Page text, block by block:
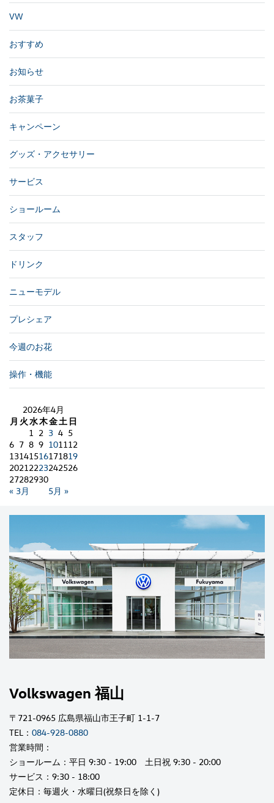
VW
おすすめ
お知らせ
お茶菓子
キャンペーン
グッズ・アクセサリー
サービス
ショールーム
スタッフ
ドリンク
ニューモデル
プレシェア
今週のお花
操作・機能
2026年4月
月 火水木金土 日
« 3月 5月 »
1 2 3 4 5
6 7 8 9 101112
13141516171819
20212223242526
27282930
Volkswagen 福山
〒721-0965 広島県福山市王子町 1-1-7
TEL： 084-928-0880
営業時間：
ショールーム：平日 9:30 - 19:00 土日祝 9:30 - 20:00
サービス：9:30 - 18:00
定休日：毎週火・水曜日(祝祭日を除く)